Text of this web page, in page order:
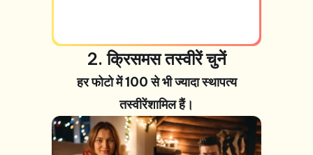
2. क्रिसमस तस्वीरें चुनें
हर फोटो में 100 से भी ज्यादा स्थापत्य
तस्वीरेंशामिल हैं।
+99 तस्वीरें